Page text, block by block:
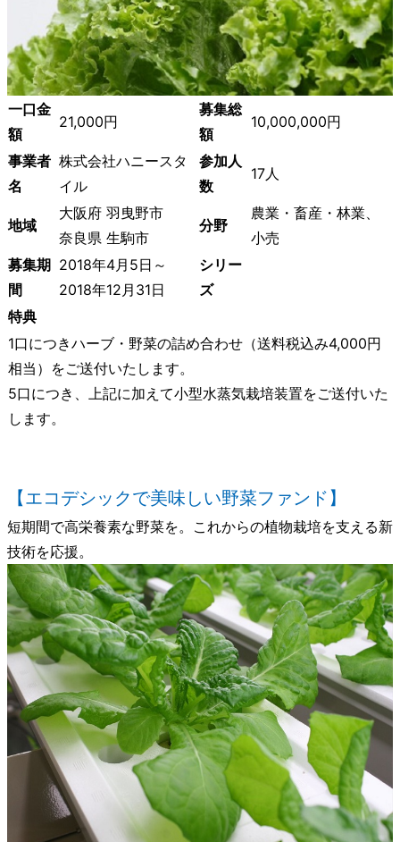
一口金
額
21,000円
募集総
額
10,000,000円
事業者
名
株式会社ハニースタ
イル
参加人
数
17人
地域
大阪府 羽曳野市
奈良県 生駒市
分野
農業・畜産・林業、
小売
募集期
間
2018年4月5日～
2018年12月31日
シリー
ズ
特典
1口につきハーブ・野菜の詰め合わせ（送料税込み4,000円
相当）をご送付いたします。
5口につき、上記に加えて小型水蒸気栽培装置をご送付いた
します。
【エコデシックで美味しい野菜ファンド】
短期間で高栄養素な野菜を。これからの植物栽培を支える新
技術を応援。